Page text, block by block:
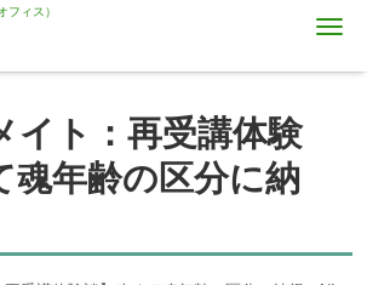
フィス）
イト：再受講体験
魂年齢の区分に納